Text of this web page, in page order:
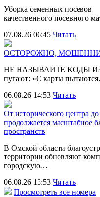
Уборка семенных посевов
качественного посевного
07.08.26 06:45 Читать
ОСТОРОЖНО,
НЕ НАЗЫВАЙТЕ КОДЫ ИЗ
пугают: «С карты
06.08.26 14:53 Читать
От исторического центра
продолжается масштабное
пространств
В Омской области
территории обновляют
городскую…
06.08.26 13:53 Читать
Просмотреть все номера